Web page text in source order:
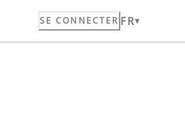
SE CONNECTER FR